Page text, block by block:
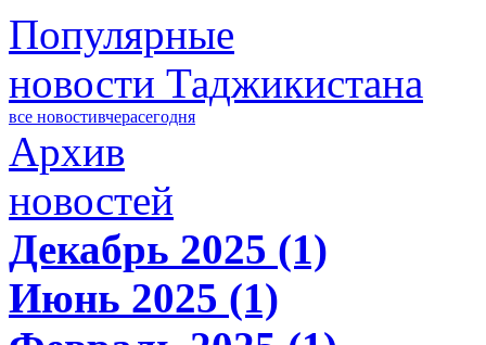
Популярные
новости Таджикистана
все новостивчерасегодня
Архив
новостей
Декабрь 2025 (1)
Июнь 2025 (1)